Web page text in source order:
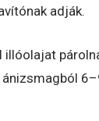
adják.
illóolajat